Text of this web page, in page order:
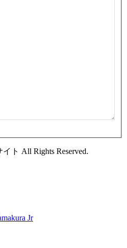
ト All Rights Reserved.
Jr